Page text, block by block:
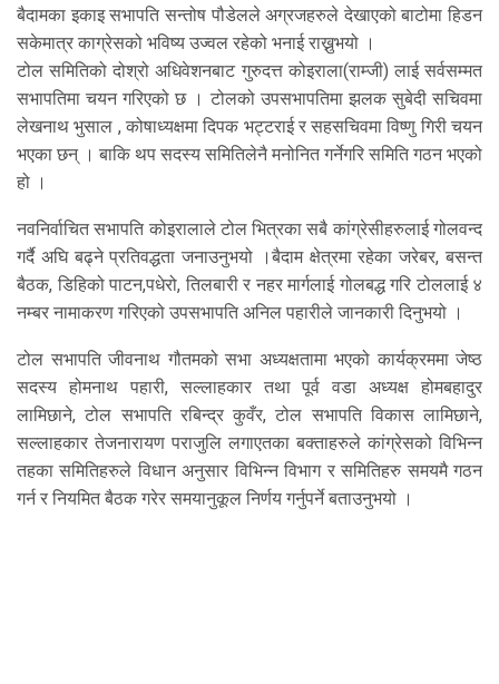
बैदामका इकाइ सभापति सन्तोष पौडेलले अग्रजहरुले देखाएको बाटोमा हिडन
सकेमात्र काग्रेसको भविष्य उज्वल रहेको भनाई राख्नुभयो ।
टोल समितिको दोश्रो अधिवेशनबाट गुरुदत्त कोइराला(राम्जी) लाई सर्वसम्मत
सभापतिमा चयन गरिएको छ । टोलको उपसभापतिमा झलक सुबेदी सचिवमा
लेखनाथ भुसाल , कोषाध्यक्षमा दिपक भट्टराई र सहसचिवमा विष्णु गिरी चयन
भएका छन् । बाकि थप सदस्य समितिलेनै मनोनित गर्नेगरि समिति गठन भएको
हो ।
नवनिर्वाचित सभापति कोइरालाले टोल भित्रका सबै कांग्रेसीहरुलाई गोलवन्द
गर्दै अघि बढ्ने प्रतिवद्धता जनाउनुभयो ।बैदाम क्षेत्रमा रहेका जरेबर, बसन्त
बैठक, डिहिको पाटन,पधेरो, तिलबारी र नहर मार्गलाई गोलबद्ध गरि टोललाई ४
नम्बर नामाकरण गरिएको उपसभापति अनिल पहारीले जानकारी दिनुभयो ।
टोल सभापति जीवनाथ गौतमको सभा अध्यक्षतामा भएको कार्यक्रममा जेष्ठ
सदस्य होमनाथ पहारी, सल्लाहकार तथा पूर्व वडा अध्यक्ष होमबहादुर
लामिछाने, टोल सभापति रबिन्द्र कुवँर, टोल सभापति विकास लामिछाने,
सल्लाहकार तेजनारायण पराजुलि लगाएतका बक्ताहरुले कांग्रेसको विभिन्न
तहका समितिहरुले विधान अनुसार विभिन्न विभाग र समितिहरु समयमै गठन
गर्न र नियमित बैठक गरेर समयानुकूल निर्णय गर्नुपर्ने बताउनुभयो ।